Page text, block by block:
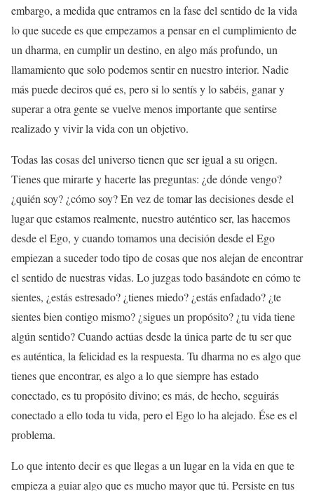
embargo, a medida que entramos en la fase del sentido de la vida
lo que sucede es que empezamos a pensar en el cumplimiento de
un dharma, en cumplir un destino, en algo más profundo, un
llamamiento que solo podemos sentir en nuestro interior. Nadie
más puede deciros qué es, pero si lo sentís y lo sabéis, ganar y
superar a otra gente se vuelve menos importante que sentirse
realizado y vivir la vida con un objetivo.
Todas las cosas del universo tienen que ser igual a su origen.
Tienes que mirarte y hacerte las preguntas: ¿de dónde vengo?
¿quién soy? ¿cómo soy? En vez de tomar las decisiones desde el
lugar que estamos realmente, nuestro auténtico ser, las hacemos
desde el Ego, y cuando tomamos una decisión desde el Ego
empiezan a suceder todo tipo de cosas que nos alejan de encontrar
el sentido de nuestras vidas. Lo juzgas todo basándote en cómo te
sientes, ¿estás estresado? ¿tienes miedo? ¿estás enfadado? ¿te
sientes bien contigo mismo? ¿sigues un propósito? ¿tu vida tiene
algún sentido? Cuando actúas desde la única parte de tu ser que
es auténtica, la felicidad es la respuesta. Tu dharma no es algo que
tienes que encontrar, es algo a lo que siempre has estado
conectado, es tu propósito divino; es más, de hecho, seguirás
conectado a ello toda tu vida, pero el Ego lo ha alejado. Ése es el
problema.
Lo que intento decir es que llegas a un lugar en la vida en que te
empieza a guiar algo que es mucho mayor que tú. Persiste en tus